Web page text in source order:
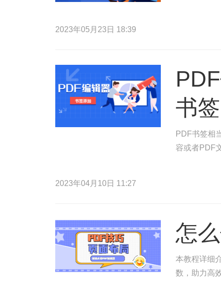
2023年05月23日 18:39
书
PDF书签相
容或者PDF
2023年04月10日 11:27
怎
本教程详细
数，助力高